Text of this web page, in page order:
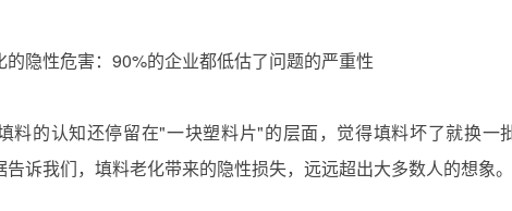
隐性危害：90%的企业都低估了问题的严重性
料的认知还停留在"一块塑料片"的层面，觉得填料坏了就换一
诉我们，填料老化带来的隐性损失，远远超出大多数人的想象。